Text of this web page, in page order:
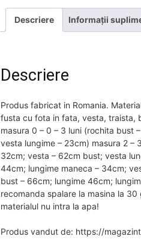
Descriere Informații
Descriere
Produs fabricat in Romania.
fusta cu fota in fata, vesta, traista,
masura 0 – 0 – 3 luni (rochita bust
vesta lungime – 23cm) masura 2 –
32cm; vesta – 62cm bust; vesta
44cm; lungime maneca – 34cm;
bust – 66cm; lungime 46cm;
recomanda spalare la masina la
materialul nu intra la apa!
Produs vandut de: https://